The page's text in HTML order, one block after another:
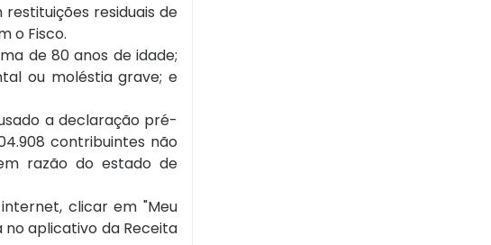
residuais de
o Fisco.
de 80 anos de idade;
ou moléstia grave; e
a declaração pré-
contribuintes não
razão do estado de
clicar em "Meu
no aplicativo da Receita